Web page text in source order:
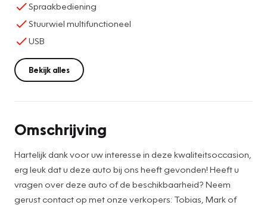
Spraakbediening
Stuurwiel multifunctioneel
USB
Bekijk alles
Omschrijving
Hartelijk dank voor uw interesse in deze kwaliteitsoccasion,
erg leuk dat u deze auto bij ons heeft gevonden! Heeft u
vragen over deze auto of de beschikbaarheid? Neem
gerust contact op met onze verkopers: Tobias, Mark of